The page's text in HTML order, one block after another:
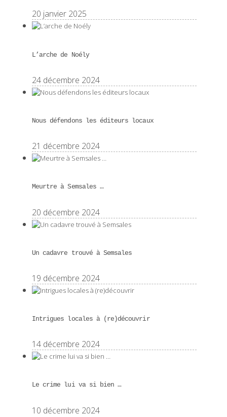
20 janvier 2025
L’arche de Noély
24 décembre 2024
Nous défendons les éditeurs locaux
21 décembre 2024
Meurtre à Semsales …
20 décembre 2024
Un cadavre trouvé à Semsales
19 décembre 2024
Intrigues locales à (re)découvrir
14 décembre 2024
Le crime lui va si bien …
10 décembre 2024